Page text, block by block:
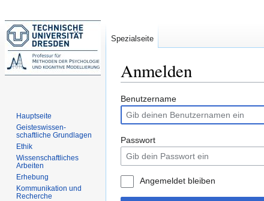
Anmelden
Zur
Navigation
springen
Zur
Suche
springen
Benutzername
Passwort
Angemeldet bleiben
Spezialseite
Hauptseite
Geisteswissen-
schaftliche Grundlagen
Ethik
Wissenschaftliches
Arbeiten
Erhebung
Kommunikation und
Recherche